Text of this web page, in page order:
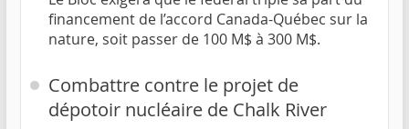
financement de l’accord Canada-Québec sur la
nature, soit passer de 100 M$ à 300 M$.
Combattre contre le projet de
dépotoir nucléaire de Chalk River